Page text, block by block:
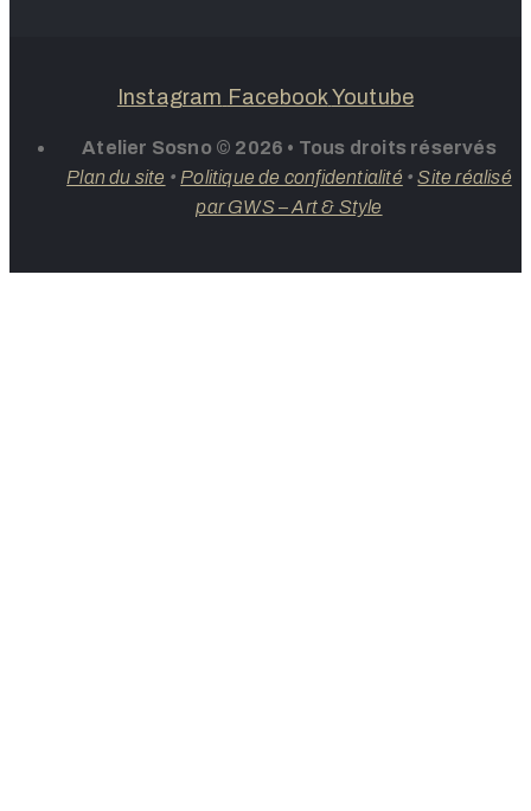
Instagram FacebookYoutube
Atelier Sosno © 2026 • Tous droits réservés
Plan du site • Politique de confidentialité •Site réalisé
par GWS – Art & Style